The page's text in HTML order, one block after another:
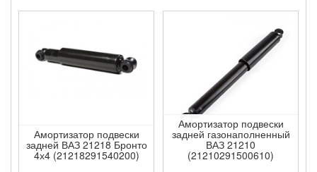
ПОДРОБНЕЕ ПОДРОБНЕЕ
Амортизатор подвески
задней ВАЗ 21218 Бронто
4х4 (21218291540200)
Амортизатор подвески
задней газонаполненный
ВАЗ 21210
(21210291500610)